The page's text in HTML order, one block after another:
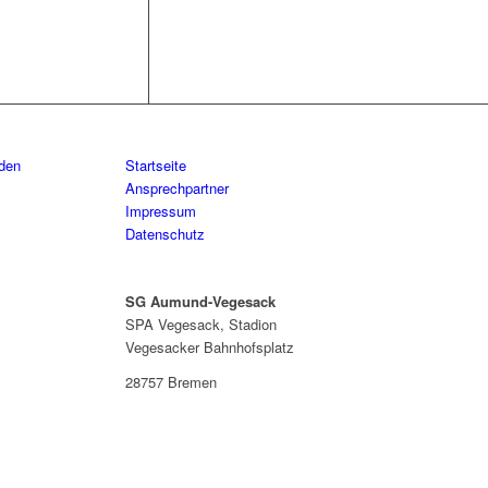
Startseite
Ansprechpartner
Impressum
Datenschutz
SG Aumund-Vegesack
SPA Vegesack, Stadion
Vegesacker Bahnhofsplatz
28757 Bremen